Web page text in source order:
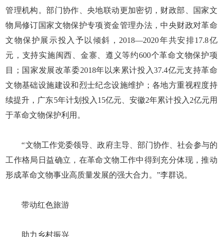
管理机构。部门协作、央地联动更加密切，财政部、国家文
物局修订国家文物保护专项资金管理办法，中央财政对革命
文物保护展示投入予以倾斜，2018—2020年共安排17.8亿
元，支持实施闽西、金寨、遵义等约600个革命文物保护项
目；国家发展改革委2018年以来累计投入37.4亿元支持革命
文物基础设施建设和烈士纪念设施维护；各地方重视程度持
续提升，广东5年计划投入15亿元、安徽2年累计投入2亿元用
于革命文物保护利用。
“文物工作党委领导、政府主导、部门协作、社会参与的
工作格局日益确立，在革命文物工作中得到充分体现，推动
形成革命文物事业高质量发展的强大合力。”李群说。
带动红色旅游
助力乡村振兴